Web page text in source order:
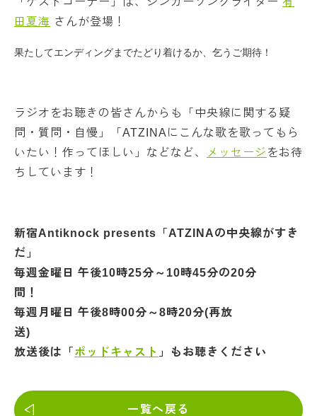
田夏海 さんが登場！
果たしてエンディングまでたどり着けるか、乞うご期待！
ラジオをお聴きの皆さんからも「中央線に関する疑
問・質問・自慢」「ATZINAにこんな歌を歌ってもら
いたい！作ってほしい」などなど、
メッセージ をお待
ちしています！
新宿Antiknock presents「ATZINAの中央線がすき
だ」
毎週金曜日 午後10時25分～10時45分の20分
毎週月曜日 午後8時00分～8時20分(再放
放送後は「 ポッドキャスト 」もお聴きくださ い
一覧へ戻る